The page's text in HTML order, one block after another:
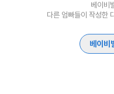
베이비
다른 엄빠들이 작성한
베이비